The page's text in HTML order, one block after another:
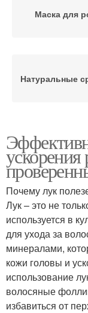
Маска для
Натуральные
Народные
Мощное
Маски для
ускорения
Почему лук
Лук – это не
используется в
для ухода за
минералами,
кожи головы и
использование
волосяные
избавиться от